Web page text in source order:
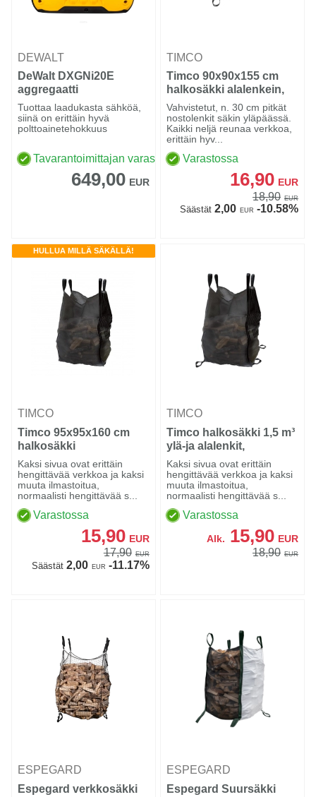
DEWALT
DeWalt DXGNi20E
aggregaatti
Tuottaa laadukasta sähköä,
siinä on erittäin hyvä
polttoainetehokkuus
Tavarantoimittajan varastossa
649,00 EUR
TIMCO
Timco 90x90x155 cm
halkosäkki alalenkein,
verkkoa
Vahvistetut, n. 30 cm pitkät
nostolenkit säkin yläpäässä.
Kaikki neljä reunaa verkkoa,
erittäin hyv...
Varastossa
16,90 EUR
18,90 EUR
Säästät2,00 EUR -10.58%
HULLUA MILLÄ SÄKÄLLÄ!
TIMCO
Timco 95x95x160 cm
halkosäkki
Kaksi sivua ovat erittäin
hengittävää verkkoa ja kaksi
muuta ilmastoitua,
normaalisti hengittävää s...
Varastossa
15,90 EUR
17,90 EUR
Säästät2,00 EUR -11.17%
TIMCO
Timco halkosäkki 1,5 m³
ylä-ja alalenkit,
95x95x160 cm
Kaksi sivua ovat erittäin
hengittävää verkkoa ja kaksi
muuta ilmastoitua,
normaalisti hengittävää s...
Varastossa
Alk. 15,90 EUR
18,90 EUR
ESPEGARD
Espegard verkkosäkki
ESPEGARD
Espegard Suursäkki